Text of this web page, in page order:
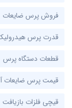
فروش پرس ضایعات
قدرت پرس
قطعات دستگاه پرس
قیمت پرس ضایعات
قیچی فلزات بازیافت